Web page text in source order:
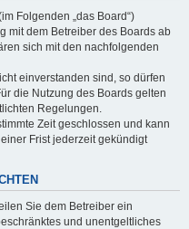
Folgenden „das Board“)
mit dem Betreiber des Boards ab
sich mit den nachfolgenden
einverstanden sind, so dürfen
die Nutzung des Boards gelten
Regelungen.
Zeit geschlossen und kann
Frist jederzeit gekündigt
Sie dem Betreiber ein
und unentgeltliches